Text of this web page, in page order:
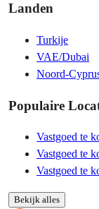
Landen
Turkije
VAE/Dubai
Noord-
Populaire
Vastgoed te
Vastgoed te
Vastgoed te
Bekijk alles